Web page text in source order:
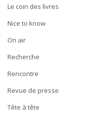
Le coin des livres
Nice to know
On air
Recherche
Rencontre
Revue de presse
Tête à tête